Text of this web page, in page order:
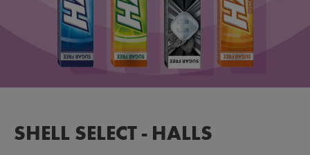
SHELL SELECT - HALLS